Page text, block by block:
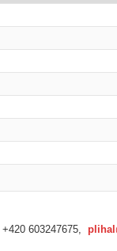
603247675,